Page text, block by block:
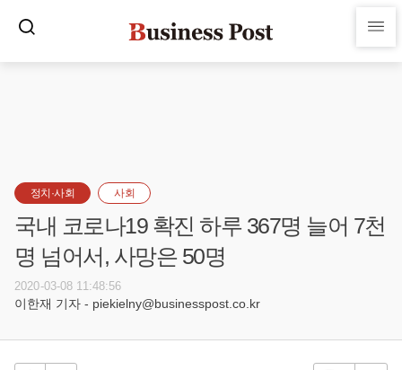
정치·사회 사회
국내 코로나19 확진 하루 367명 늘어 7천
명 넘어서, 사망은 50명
2020-03-08 11:48:56
이한재 기자 - piekielny@businesspost.co.kr